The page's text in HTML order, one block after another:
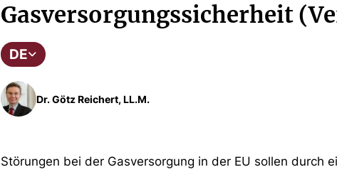
Gasversorgungssicherheit
DE
Dr. Götz Reichert, LL.M.
Störungen bei der Gasversorgung in der EU sollen durch